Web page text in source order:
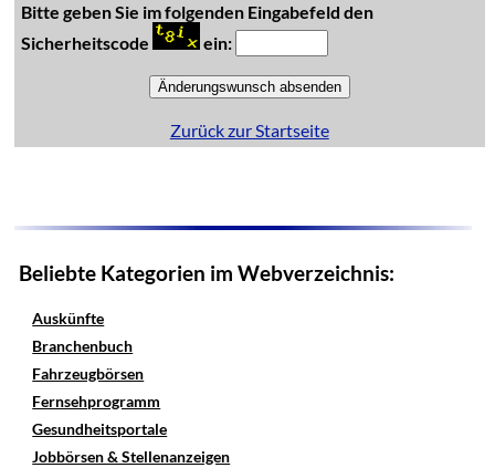
Bitte geben Sie im folgenden Eingabefeld den
Sicherheitscode
ein:
Zurück zur Startseite
Beliebte Kategorien im Webverzeichnis:
Auskünfte
Branchenbuch
Fahrzeugbörsen
Fernsehprogramm
Gesundheitsportale
Jobbörsen & Stellenanzeigen